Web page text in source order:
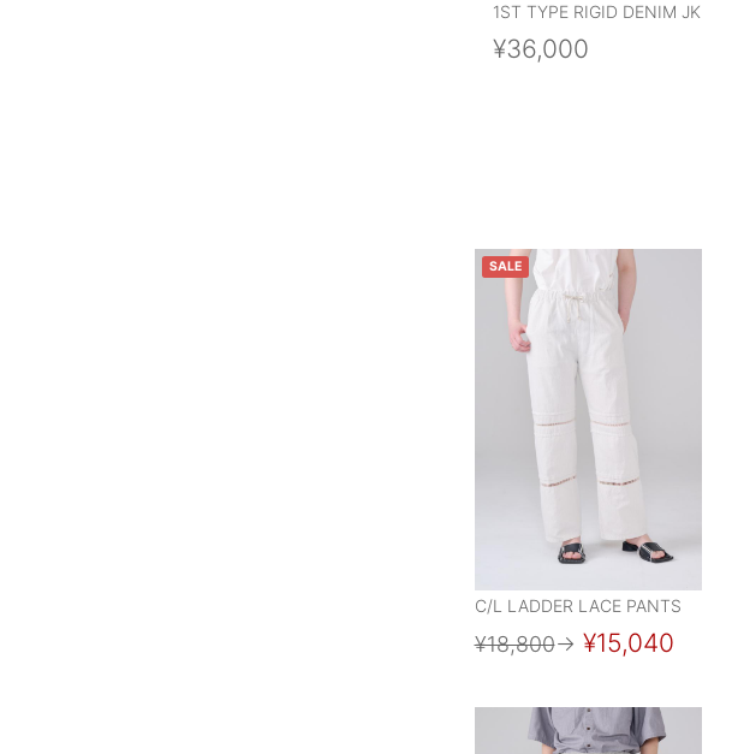
1ST TYPE RIGID DENIM JK
¥36,000
SALE
C/L LADDER LACE PANTS
¥18,800→ ¥15,040